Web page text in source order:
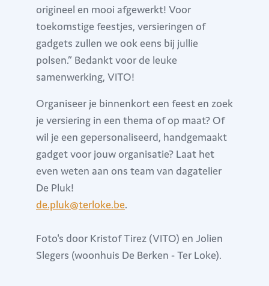
origineel en mooi afgewerkt! Voor
toekomstige feestjes, versieringen of
gadgets zullen we ook eens bij jullie
polsen.” Bedankt voor de leuke
samenwerking, VITO!
Organiseer je binnenkort een feest en zoek
je versiering in een thema of op maat? Of
wil je een gepersonaliseerd, handgemaakt
gadget voor jouw organisatie? Laat het
even weten aan ons team van dagatelier
De Pluk!
de.pluk@terloke.be.
Foto's door Kristof Tirez (VITO) en Jolien
Slegers (woonhuis De Berken - Ter Loke).